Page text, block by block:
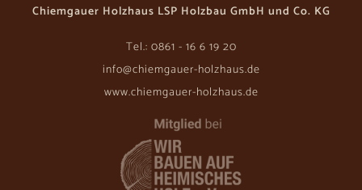
Chiemgauer Holzhaus LSP Holzbau GmbH und Co. KG
Tel.: 0861 - 16 6 19 20
info@chiemgauer-holzhaus.de
www.chiemgauer-holzhaus.de